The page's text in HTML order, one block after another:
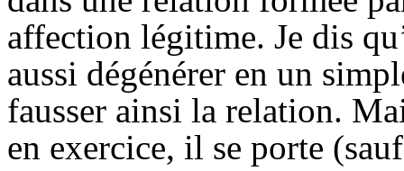
affection légitime. Je dis
aussi dégénérer en un
fausser ainsi la relation.
en exercice, il se porte